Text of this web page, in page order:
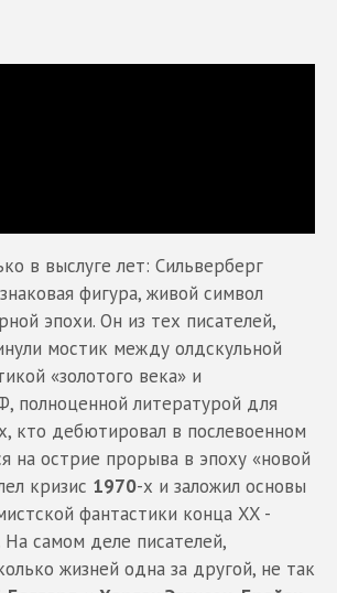
в выслуге лет: Сильверберг
фигура, живой символ
эпохи. Он из тех писателей,
мостик между олдскульной
«золотого века» и
полноценной литературой для
кто дебютировал в послевоенном
на острие прорыва в эпоху «новой
кризис 1970-х и заложил основы
фантастики конца XX -
На самом деле писателей,
жизней одна за другой, не так